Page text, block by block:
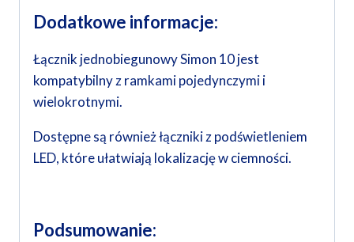
Dodatkowe informacje:
Łącznik jednobiegunowy Simon 10 jest
kompatybilny z ramkami pojedynczymi i
wielokrotnymi.
Dostępne są również łączniki z podświetleniem
LED, które ułatwiają lokalizację w ciemności.
Podsumowanie: